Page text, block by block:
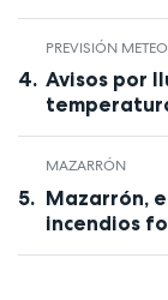
PREVISIÓN
Avisos por
MAZARRÓN
Mazarrón,
incendios